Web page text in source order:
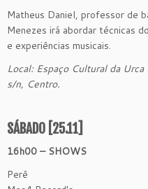
Matheus Daniel, professor de
Menezes irá abordar técnicas
e experiências musicais.
Local: Espaço Cultural da
s/n, Centro.
SÁBADO [25.11]
16h00 – SHOWS
Perê